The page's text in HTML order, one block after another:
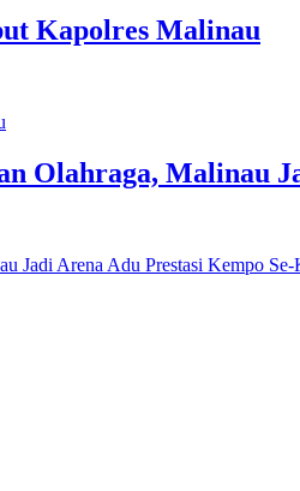
Kapolres Malinau
Olahraga, Malinau